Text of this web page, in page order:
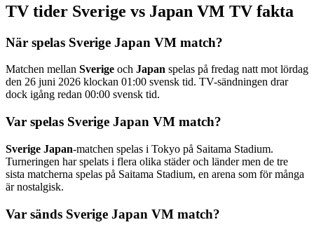
TV tider Sverige vs Japan VM TV fakta
När spelas Sverige Japan VM match?
Matchen mellan Sverige och Japan spelas på fredag natt mot lördag
den 26 juni 2026 klockan 01:00 svensk tid. TV-sändningen drar
dock igång redan 00:00 svensk tid.
Var spelas Sverige Japan VM match?
Sverige Japan-matchen spelas i Tokyo på Saitama Stadium.
Turneringen har spelats i flera olika städer och länder men de tre
sista matcherna spelas på Saitama Stadium, en arena som för många
är nostalgisk.
Var sänds Sverige Japan VM match?